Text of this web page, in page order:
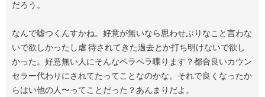
だろう。
なんで嘘つくんすかね。好意が無いなら思わせぶりなこと言わな
いで欲しかったし虐 待されてきた過去とか打ち明けないで欲し
かった。好意無い人にそんなペラペラ喋ります？都合良いカウン
セラー代わりにされてたってことなのかな。それで良くなったか
らはい他の人〜ってことだった？あんまりだよ。